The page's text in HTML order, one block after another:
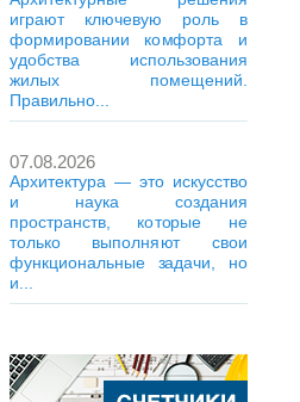
играют ключевую роль в
формировании комфорта и
удобства использования
жилых помещений.
Правильно...
07.08.2026
Архитектура — это искусство
и наука создания
пространств, которые не
только выполняют свои
функциональные задачи, но
и...